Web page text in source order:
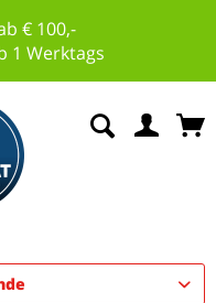
€ 100,-
1 Werktags